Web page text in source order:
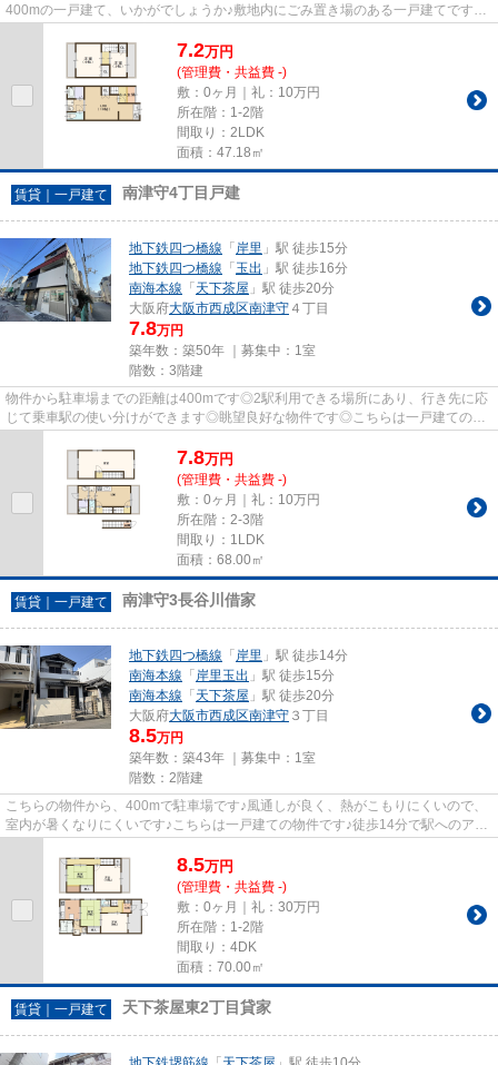
400mの一戸建て、いかがでしょうか♪敷地内にごみ置き場のある一戸建てです♪
7.2万円
(管理費・共益費 -)
敷：0ヶ月｜礼：10万円
所在階：1-2階
間取り：2LDK
面積：47.18㎡
賃貸｜一戸建て 南津守4丁目戸建
地下鉄四つ橋線 「 岸里 」駅 徒歩15分
地下鉄四つ橋線 「 玉出 」駅 徒歩16分
南海本線 「 天下茶屋 」駅 徒歩20分
大阪府大阪市西成区南津守 ４丁目
7.8万円
築年数：築50年 ｜募集中： 1室
階数：3階建
物件から駐車場までの距離は400mです◎2駅利用できる場所にあり、行き先に応
じて乗車駅の使い分けができます◎眺望良好な物件です◎こちらは一戸建ての物
7.8万円
(管理費・共益費 -)
敷：0ヶ月｜礼：10万円
所在階：2-3階
間取り：1LDK
面積：68.00㎡
賃貸｜一戸建て 南津守3長谷川借家
地下鉄四つ橋線 「 岸里 」駅 徒歩14分
南海本線 「 岸里玉出 」駅 徒歩15分
南海本線 「 天下茶屋 」駅 徒歩20分
大阪府大阪市西成区南津守 ３丁目
8.5万円
築年数：築43年 ｜募集中： 1室
階数：2階建
こちらの物件から、400mで駐車場です♪風通しが良く、熱がこもりにくいので、
室内が暑くなりにくいです♪こちらは一戸建ての物件です♪徒歩14分で駅へのアク
8.5万円
(管理費・共益費 -)
敷：0ヶ月｜礼：30万円
所在階：1-2階
間取り：4DK
面積：70.00㎡
賃貸｜一戸建て 天下茶屋東2丁目貸家